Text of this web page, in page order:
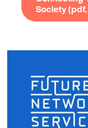
Society(pdf,